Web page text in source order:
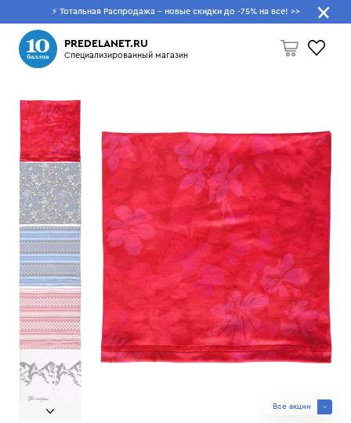
⚡ Тотальная Распродажа - новые скидки до -75% на все! >>
PREDELANET.RU
Специализированный магазин
Пусто
Что будем искать?
Все акции